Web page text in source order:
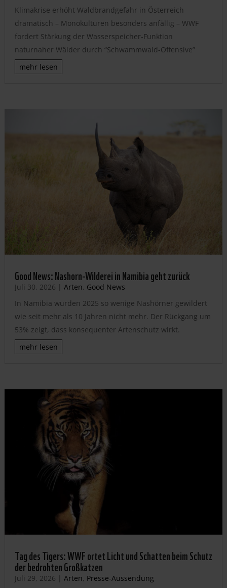
Klimakrise erhöht Waldbrandgefahr in Österreich
dramatisch – Monokulturen besonders anfällig – WWF
fordert Stärkung der Wasserspeicher-Funktion
naturnaher Wälder durch “Schwammwald-Offensive”
mehr lesen
Good News: Nashorn-Wilderei in Namibia geht zurück
Juli 30, 2026 | Arten, Good News
In Namibia wurden 2025 so wenige Nashörner gewildert
wie seit mehr als 10 Jahren nicht mehr. Der Rückgang um
53% zeigt, dass konsequenter Artenschutz wirkt.
mehr lesen
Tag des Tigers: WWF ortet Licht und Schatten beim Schutz
der bedrohten Großkatzen
Juli 29, 2026 | Arten, Presse-Aussendung